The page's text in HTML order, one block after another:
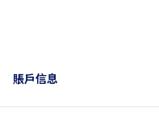
賬戶信息